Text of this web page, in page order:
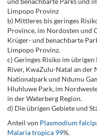
Limpopo Provinz
b) Mittleres bis geringes
Province, im Nordosten und
Krüger- und benachbarte
Limpopo Provinz.
c) Geringes Risiko im
River, KwaZulu-Natal an der
Nationalpark und Ndumu
Hluhluwe Park, im
in der Waterberg Region.
d) Die übrigen Gebiete und
Anteil von Plasmodium
Malaria tropica 99%.